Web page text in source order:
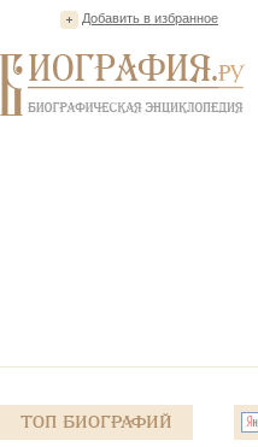
Добавить в избранное
Топ Биографий